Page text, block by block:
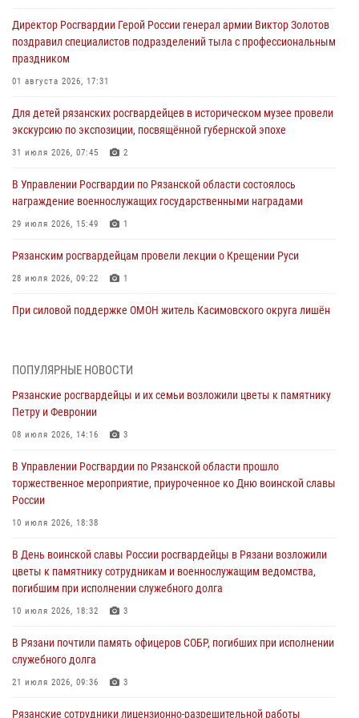
Директор Росгвардии Герой России генерал армии Виктор Золотов
поздравил специалистов подразделений тыла с профессиональным
праздником
01 августа 2026, 17:31
Для детей рязанских росгвардейцев в историческом музее провели
экскурсию по экспозиции, посвящённой губернской эпохе
31 июля 2026, 07:45 2
В Управлении Росгвардии по Рязанской области состоялось
награждение военнослужащих государственными наградами
29 июля 2026, 15:49 1
Рязанским росгвардейцам провели лекции о Крещении Руси
28 июля 2026, 09:22 1
При силовой поддержке ОМОН житель Касимовского округа лишён
27 июля 2026, 15:26
Офицер вневедомственной охраны в эфире «Радио России - Рязань»
рассказал о службе во вневедомственной охране
23 июля 2026, 09:02
В Рязани почтили память офицеров СОБР, погибших при исполнении
служебного долга
Росгвардии подвели результаты за 6 месяцев 2026 года (видео)
17 июля 2026, 14:52 1
Вневедомственная охрана подвела итоги деятельности
ПОПУЛЯРНЫЕ НОВОСТИ
Рязанские росгвардейцы и их семьи возложили цветы к памятнику
Петру и Февронии
08 июля 2026, 14:16 3
В Управлении Росгвардии по Рязанской области прошло
торжественное мероприятие, приуроченное ко Дню воинской славы
России
10 июля 2026, 18:38
В День воинской славы России росгвардейцы в Рязани возложили
цветы к памятнику сотрудникам и военнослужащим ведомства,
погибшим при исполнении служебного долга
10 июля 2026, 18:32 3
В Рязани почтили память офицеров СОБР, погибших при исполнении
служебного долга
21 июля 2026, 09:36 3
Рязанские сотрудники лицензионно-разрешительной работы